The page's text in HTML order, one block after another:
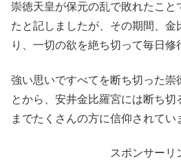
崇徳天皇が保元の乱で敗れたこと
たと記しましたが、その期間、金
り、一切の欲を絶ち切って毎日修
強い思いですべてを断ち切った崇
とから、安井金比羅宮には断ち
までたくさんの方に信仰されてい
スポンサーリ